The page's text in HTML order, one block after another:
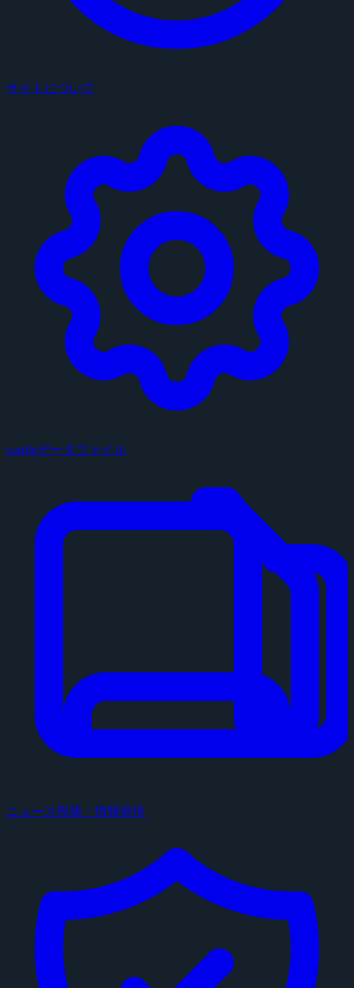
サイトについて
configデータファイル
ニュース投稿・情報提供